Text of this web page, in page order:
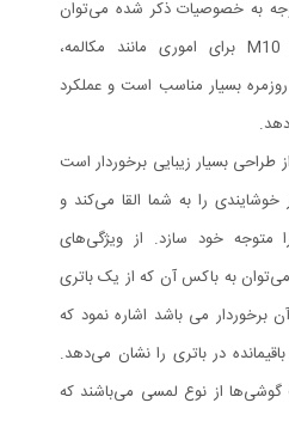
به خصوصیات ذکر شده می‌توان
گفت که هندزفری بلوتوثی M10 برای اموری مانند مکالمه،
بسیار مناسب است و عملکرد
هندزفری بلوتوثی مدل M10 از طراحی بسیار زیبایی برخوردار است
را به شما القا می‌کند و
متوجه‌ خود سازد. از ویژگی‌های
هندزفری بلوتوثی مدل M10 می‌توان به باکس آن که از یک باتری
قدرتمند مجزا و نشانگر LED آن برخوردار می باشد اشاره نمود که
در باتری را نشان می‌دهد.
از نوع لمسی می‌باشند که